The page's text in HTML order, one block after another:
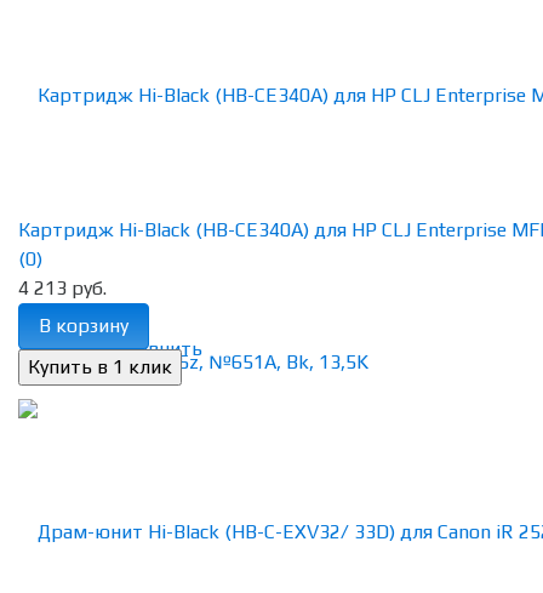
избранное сравнить
Картридж Hi-Black (HB-CE340A) для HP CLJ Enterprise
(0)
4 213 руб.
В корзину